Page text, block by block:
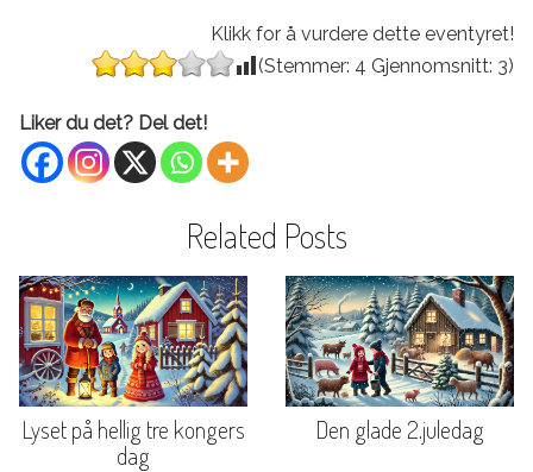
Klikk for å vurdere dette eventyret!
(Stemmer: 4 Gjennomsnitt: 3)
Liker du det? Del det!
Related Posts
Lyset på hellig tre kongers
dag
Den glade 2.juledag